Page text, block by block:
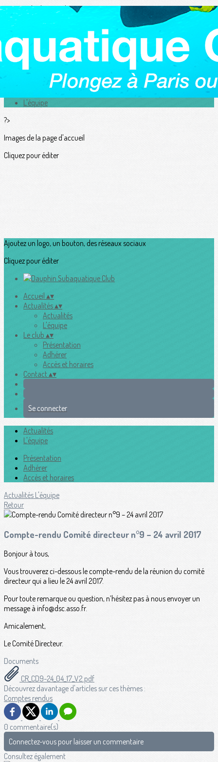
Exporter les lignes sélectionnées
Exporter toutes les colonnes
Exporter uniquement les colonnes affichées
Menu
L'équipe
?>
Images de la page d'accueil
Cliquez pour éditer
Ajoutez un logo, un bouton, des réseaux sociaux
Cliquez pour éditer
Accueil ▴▾
Actualités▴▾
Actualités
L'équipe
Le club ▴▾
Présentation
Adhérer
Accès et horaires
Contact▴▾
Se connecter
Actualités
L'équipe
Présentation
Adhérer
Accès et horaires
Actualités L'équipe
Retour
Compte-rendu Comité directeur n°9 – 24 avril 2017
Bonjour à tous,
Vous trouverez ci-dessous le compte-rendu de la réunion du comité
directeur qui a lieu le 24 avril 2017.
Pour toute remarque ou question, n’hésitez pas à nous envoyer un
message à info@dsc.asso.fr.
Amicalement,
Le Comité Directeur.
Documents
CR_CD9-24_04_17_V2.pdf
Découvrez davantage d'articles sur ces thèmes :
Comptes rendus
0 commentaire(s)
Connectez-vous pour laisser un commentaire
Consultez également